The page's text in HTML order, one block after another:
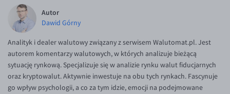
Autor
Dawid Górny
Analityk i dealer walutowy związany z serwisem Walutomat.pl. Jest
autorem komentarzy walutowych, w których analizuje bieżącą
sytuację rynkową. Specjalizuje się w analizie rynku walut fiducjarnych
oraz kryptowalut. Aktywnie inwestuje na obu tych rynkach. Fascynuje
go wpływ psychologii, a co za tym idzie, emocji na podejmowane